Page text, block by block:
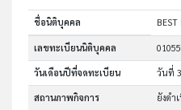
ชื่อนิติบุคคล
เลขทะเบียนนิติบุคคล
วันเดือนปีที่จดทะเบียน วันที่
สถานภาพกิจการ ยังดำ